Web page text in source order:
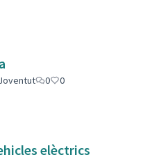
0
0
elèctrics